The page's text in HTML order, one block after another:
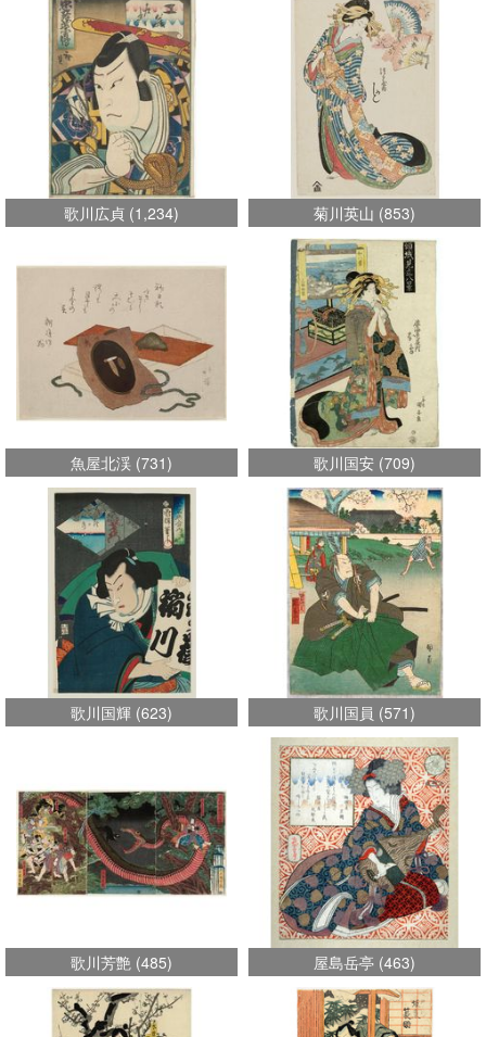
歌川広貞 (1,234) 菊川英山 (853)
魚屋北渓 (731) 歌川国安 (709)
歌川国輝 (623) 歌川国員 (571)
歌川芳艶 (485) 屋島岳亭 (463)